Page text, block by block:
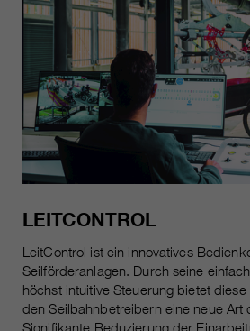
LEITCONTROL
LeitControl ist ein innovatives
Seilförderanlagen. Durch seine
höchst intuitive Steuerung bietet diese
den Seilbahnbetreibern eine neue Art